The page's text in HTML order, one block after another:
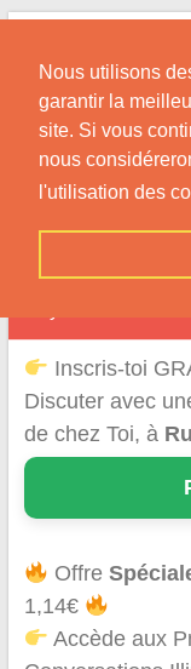
Nous utilisons
garantir la
site. Si vous
nous
l'utilisation des
Skip
content
Nos Conseils pour
Originaire de Chine !
Inscris-toi
Discuter avec
de chez Toi, à
Offre
1,14€
Accède aux